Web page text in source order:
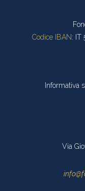
Codice IBAN: IT
Informativa
Via